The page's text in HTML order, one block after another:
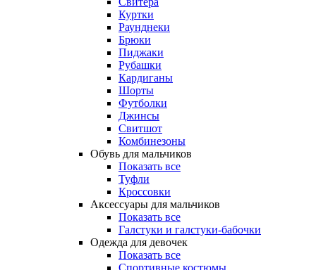
Куртки
Раунднеки
Брюки
Пиджаки
Рубашки
Кардиганы
Шорты
Футболки
Джинсы
Свитшот
Комбинезоны
Обувь для мальчиков
Показать все
Туфли
Кроссовки
Аксессуары для мальчиков
Показать все
Галстуки и галстуки-бабочки
Одежда для девочек
Показать все
Спортивные костюмы